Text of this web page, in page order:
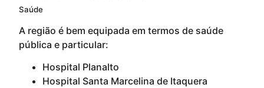
Saúde
A região é bem equipada em termos de saúde
pública e particular:
Hospital Planalto
Hospital Santa Marcelina de Itaquera